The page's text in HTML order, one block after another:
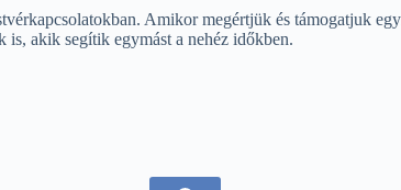
Amikor megértjük és támogatjuk
is, akik segítik egymást a nehéz időkben.